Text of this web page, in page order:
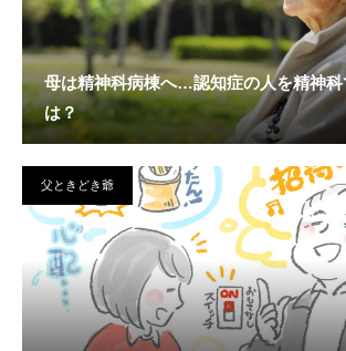
母は精神科病棟へ…認知症の人を精神科
は？
父ときどき爺